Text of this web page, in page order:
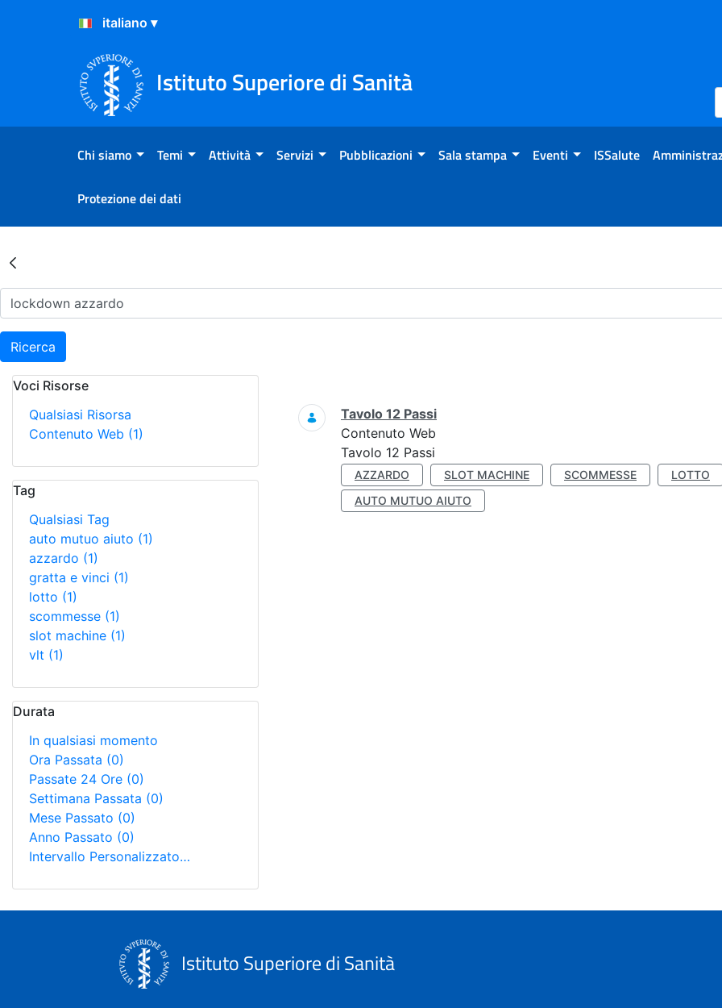
Salta al Contenuto
Salta al Footer
Istituto Superiore di Sanità
Chi siamo Temi Attività Servizi Pubblicazioni Sala stampa Eventi ISSalute
Protezione dei dati
Risultati della Ricerca - Archivio
Ricerca
Voci Risorse
Qualsiasi Risorsa
Contenuto Web (1)
Tag
Qualsiasi Tag
auto mutuo aiuto (1)
azzardo (1)
gratta e vinci (1)
lotto (1)
scommesse (1)
slot machine (1)
vlt (1)
Durata
In qualsiasi momento
Ora Passata (0)
Passate 24 Ore (0)
Settimana Passata (0)
Mese Passato (0)
Anno Passato (0)
Intervallo Personalizzato…
Ricerca
Tavolo 12 Passi
Contenuto Web
Tavolo 12 Passi
AZZARDO SLOT MACHINE SCOMMESSE
LOTTO
AUTO MUTUO AIUTO
Istituto Superiore di Sanità